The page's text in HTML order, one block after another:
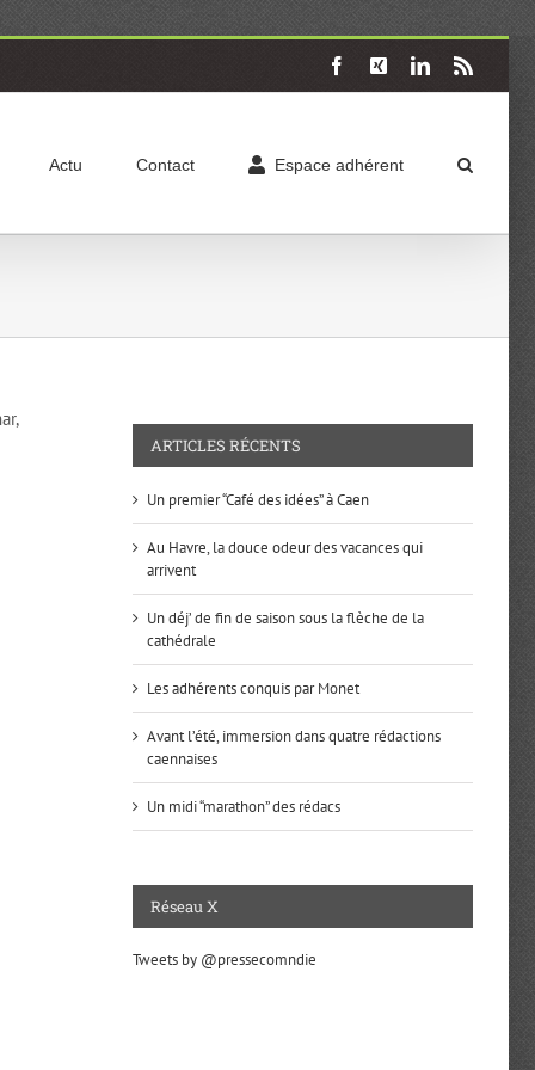
Facebook
X LinkedIn
Actu Contact Espace adhérent
ARTICLES RÉCENTS
Un premier “Café des idées” à Caen
Au Havre, la douce odeur des vacances qui
arrivent
Un déj’ de fin de saison sous la flèche de la
cathédrale
Les adhérents conquis par Monet
Avant l’été, immersion dans quatre rédactions
caennaises
Un midi “marathon” des rédacs
Réseau X
Tweets by @pressecomndie